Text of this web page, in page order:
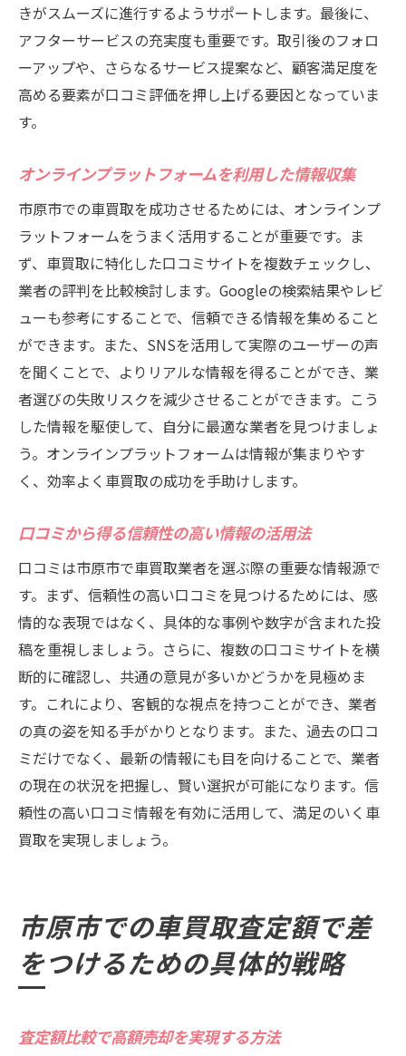
きがスムーズに進行するようサポートします。最後に、
アフターサービスの充実度も重要です。取引後のフォロ
ーアップや、さらなるサービス提案など、顧客満足度を
高める要素が口コミ評価を押し上げる要因となっていま
す。
オンラインプラットフォームを利用した情報収集
市原市での車買取を成功させるためには、オンラインプ
ラットフォームをうまく活用することが重要です。ま
ず、車買取に特化した口コミサイトを複数チェックし、
業者の評判を比較検討します。Googleの検索結果やレビ
ューも参考にすることで、信頼できる情報を集めること
ができます。また、SNSを活用して実際のユーザーの声
を聞くことで、よりリアルな情報を得ることができ、業
者選びの失敗リスクを減少させることができます。こう
した情報を駆使して、自分に最適な業者を見つけましょ
う。オンラインプラットフォームは情報が集まりやす
く、効率よく車買取の成功を手助けします。
口コミから得る信頼性の高い情報の活用法
口コミは市原市で車買取業者を選ぶ際の重要な情報源で
す。まず、信頼性の高い口コミを見つけるためには、感
情的な表現ではなく、具体的な事例や数字が含まれた投
稿を重視しましょう。さらに、複数の口コミサイトを横
断的に確認し、共通の意見が多いかどうかを見極めま
す。これにより、客観的な視点を持つことができ、業者
の真の姿を知る手がかりとなります。また、過去の口コ
ミだけでなく、最新の情報にも目を向けることで、業者
の現在の状況を把握し、賢い選択が可能になります。信
頼性の高い口コミ情報を有効に活用して、満足のいく車
買取を実現しましょう。
市原市での車買取査定額で差
をつけるための具体的戦略
査定額比較で高額売却を実現する方法